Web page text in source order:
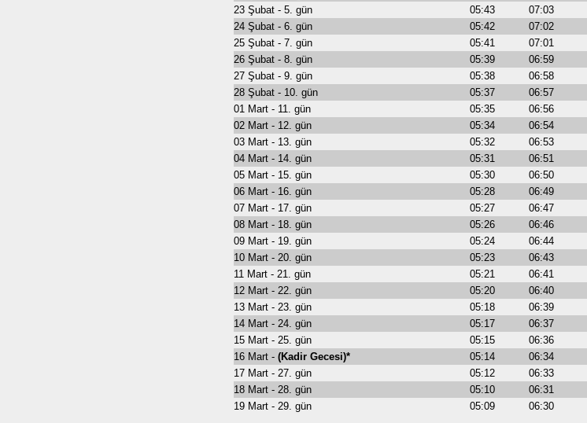
23 Şubat - 5. gün
05:43 07:03
24 Şubat - 6. gün
05:42 07:02
25 Şubat - 7. gün
05:41 07:01
26 Şubat - 8. gün
05:39 06:59
27 Şubat - 9. gün
05:38 06:58
28 Şubat - 10. gün
05:37 06:57
01 Mart - 11. gün
05:35 06:56
02 Mart - 12. gün
05:34 06:54
03 Mart - 13. gün
05:32 06:53
04 Mart - 14. gün
05:31 06:51
05 Mart - 15. gün
05:30 06:50
06 Mart - 16. gün
05:28 06:49
07 Mart - 17. gün
05:27 06:47
08 Mart - 18. gün
05:26 06:46
09 Mart - 19. gün
05:24 06:44
10 Mart - 20. gün
05:23 06:43
11 Mart - 21. gün
05:21 06:41
12 Mart - 22. gün
05:20 06:40
13 Mart - 23. gün
05:18 06:39
14 Mart - 24. gün
05:17 06:37
15 Mart - 25. gün
05:15 06:36
16 Mart - (Kadir Gecesi)* 05:14 06:34
17 Mart - 27. gün
05:12 06:33
18 Mart - 28. gün
05:10 06:31
19 Mart - 29. gün
05:09 06:30